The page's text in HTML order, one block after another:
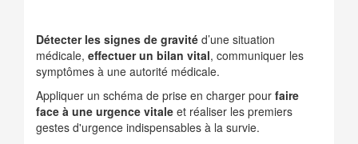
Détecter les signes de gravité d’une situation
médicale, effectuer un bilan vital, communiquer les
symptômes à une autorité médicale.
Appliquer un schéma de prise en charger pour faire
face à une urgence vitale et réaliser les premiers
gestes d'urgence indispensables à la survie.